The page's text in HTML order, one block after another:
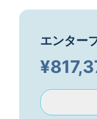
エンター
¥